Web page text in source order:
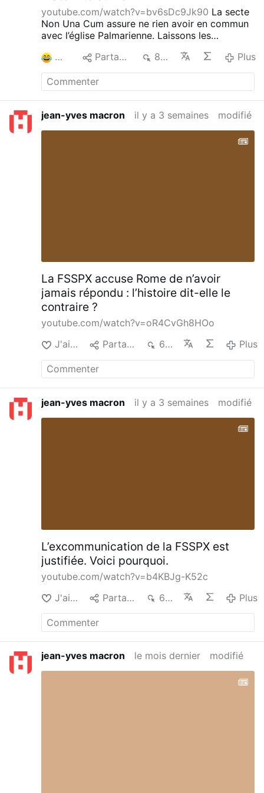
youtube.com/watch?v=bv6sDc9Jk90 La secte
Non Una Cum assure ne rien avoir en commun
avec l’église Palmarienne. Laissons les
serait-elle pas tout simplement une chapelle
Naunounakoum qui a mieux réussi que les
autres ? D’ailleurs, la branche Abauzo-
Naunounakoum appelée "unam sanctam" nous
Partager 847 Plus
jean-yves macron il y a 3 semaines modifié
La FSSPX accuse Rome de n’avoir
jamais répondu : l’histoire dit-elle le
contraire ?
youtube.com/watch?v=oR4CvGh8HOo
J'aime
Partager 676 Plus
jean-yves macron il y a 3 semaines modifié
L’excommunication de la FSSPX est
justifiée. Voici pourquoi.
youtube.com/watch?v=b4KBJg-K52c
J'aime
Partager 627 Plus
jean-yves macron le mois dernier modifié